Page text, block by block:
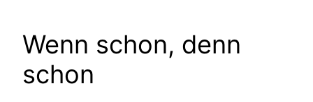
Wenn schon, denn
schon